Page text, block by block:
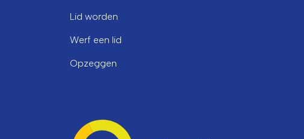
Lid worden
Werf een lid
Opzeggen